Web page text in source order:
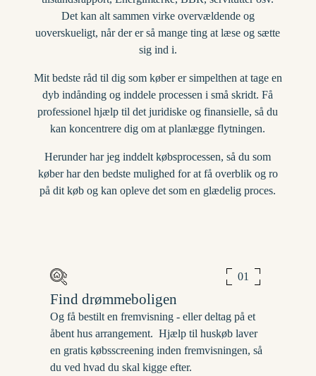
Det kan alt sammen virke overvældende og
uoverskueligt, når der er så mange ting at læse og sætte
sig ind i.
Mit bedste råd til dig som køber er simpelthen at tage en
dyb indånding og inddele processen i små skridt. Få
professionel hjælp til det juridiske og finansielle, så du
kan koncentrere dig om at planlægge flytningen.
Herunder har jeg inddelt købsprocessen, så du som
køber har den bedste mulighed for at få overblik og ro
på dit køb og kan opleve det som en glædelig proces.
01
Find drømmeboligen
Og få bestilt en fremvisning - eller deltag på et
åbent hus arrangement. ​ Hjælp til huskøb laver
en gratis købsscreening inden fremvisningen, så
du ved hvad du skal kigge efter.